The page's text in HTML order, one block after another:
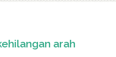
arah